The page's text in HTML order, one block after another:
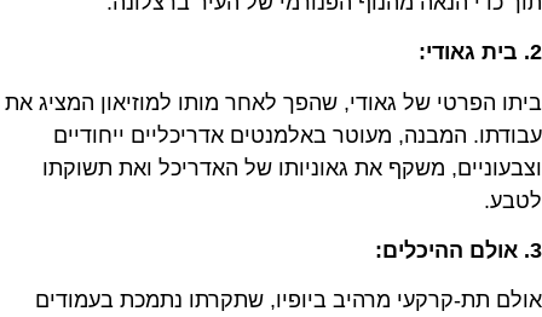
2. בית גאודי:
ביתו הפרטי של גאודי, שהפך לאחר מותו למוזיאון המציג את
עבודתו. המבנה, מעוטר באלמנטים אדריכליים ייחודיים
וצבעוניים, משקף את גאוניותו של האדריכל ואת תשוקתו
לטבע.
3. אולם ההיכלים:
אולם תת-קרקעי מרהיב ביופיו, שתקרתו נתמכת בעמודים